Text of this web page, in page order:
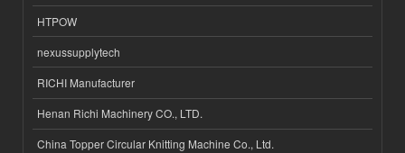
HTPOW
nexussupplytech
RICHI Manufacturer
Henan Richi Machinery CO., LTD.
China Topper Circular Knitting Machine Co., Ltd.